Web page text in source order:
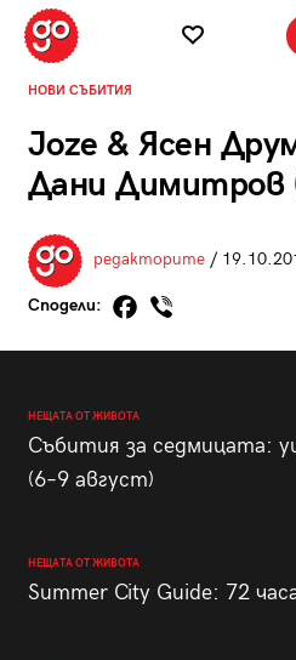
НОВИ СЪБИТИЯ
Joze & Ясен
Дани Димитров
редакторите/
Сподели:
НЕЩАТА ОТ ЖИВОТА
Събития за седмицата:
(6–9 август)
НЕЩАТА ОТ ЖИВОТА
Summer City Guide: 72